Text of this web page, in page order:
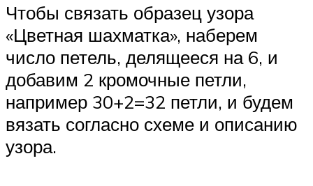
Чтобы связать образец узора
«Цветная шахматка», наберем
число петель, делящееся на 6, и
добавим 2 кромочные петли,
например 30+2=32 петли, и будем
вязать согласно схеме и описанию
узора.